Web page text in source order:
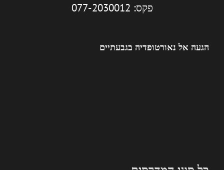
פקס: 077-2030012
הגעה אל נאורטופדיה בגבעתיים